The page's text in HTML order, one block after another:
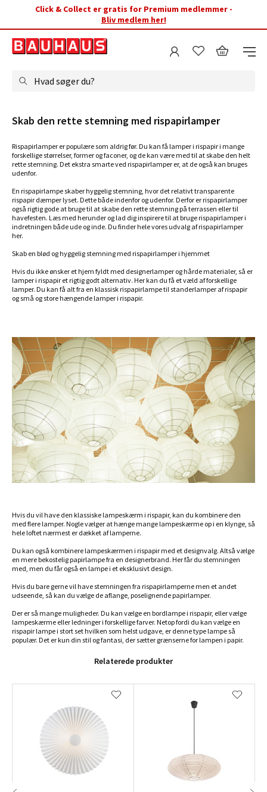
Click & Collect er gratis for Premium medlemmer -
Bliv medlem her!
Hvad søger du?
Skab den rette stemning med rispapirlamper
Rispapirlamper er populære som aldrig før. Du kan få lamper i rispapir i mange
forskellige størrelser, former og faconer, og de kan være med til at skabe den helt
rette stemning. Det ekstra smarte ved rispapirlamper er, at de også kan bruges
udenfor.
En rispapirlampe skaber hyggelig stemning, hvor det relativt transparente
rispapir dæmper lyset. Dette både indenfor og udenfor. Derfor er rispapirlamper
også rigtig gode at bruge til at skabe den rette stemning på terrassen eller til
havefesten. Læs med herunder og lad dig inspirere til at bruge rispapirlamper i
indretningen både ude og inde. Du finder hele vores udvalg af rispapirlamper
her.
Skab en blød og hyggelig stemning med rispapirlamper i hjemmet
Hvis du ikke ønsker et hjem fyldt med designerlamper og hårde materialer, så er
lamper i rispapir et rigtig godt alternativ. Her kan du få et væld af forskellige
lamper. Du kan få alt fra en klassisk rispapirlampe til standerlamper af rispapir
og små og store hængende lamper i rispapir.
Hvis du vil have den klassiske lampeskærm i rispapir, kan du kombinere den
med flere lamper. Nogle vælger at hænge mange lampeskærme op i en klynge, så
hele loftet nærmest er dækket af lamperne.
Du kan også kombinere lampeskærmen i rispapir med et designvalg. Altså vælge
en mere bekostelig papirlampe fra en designerbrand. Her får du stemningen
med, men du får også en lampe i et eksklusivt design.
Hvis du bare gerne vil have stemningen fra rispapirlamperne men et andet
udseende, så kan du vælge de aflange, poselignende papirlamper.
Der er så mange muligheder. Du kan vælge en bordlampe i rispapir, eller vælge
lampeskærme eller ledninger i forskellige farver. Netop fordi du kan vælge en
rispapir lampe i stort set hvilken som helst udgave, er denne type lampe så
populær. Det er kun din stil og fantasi, der sætter grænserne for lampen i papir.
Relaterede produkter